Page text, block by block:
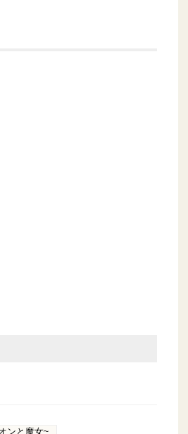
ンと魔女~